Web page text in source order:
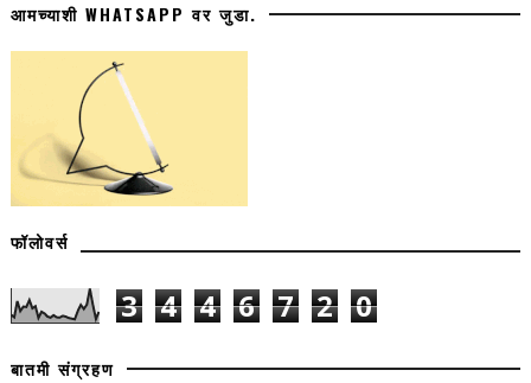
आमच्याशी WHATSAPP वर जुडा.
फॉलोवर्स
3 4 4 6 7 2 0
बातमी संग्रहण